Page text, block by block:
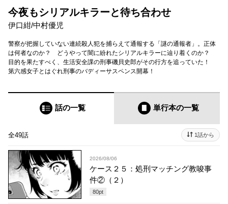
今夜もシリアルキラーと待ち合わせ
伊口紺/中村優児
警察が把握していない連続殺人犯を捕らえて通報する「謎の通報者」。正体
は何者なのか？ どうやって闇に紛れたシリアルキラーに辿り着くのか？
目的を果たすべく、生活安全課の刑事磯貝史郎がその行方を追っていた！
第六感女子とはぐれ刑事のバディーサスペンス開幕！
話の一覧 単行本の一覧
全49話 1話から
2026/08/06
ケース２５：処刑マッチング教唆事
件②（２）
80pt